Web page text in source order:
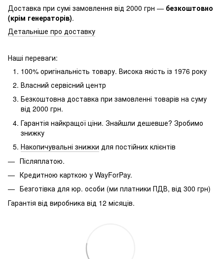
Доставка при сумі замовлення від 2000 грн — безкоштовно
(крім генераторів).
Детальніше про доставку
Наші переваги:
100% оригінальність товару. Висока якість із 1976 року
Власний сервісний центр
Безкоштовна доставка при замовленні товарів на суму
від 2000 грн.
Гарантія найкращої ціни. Знайшли дешевше? Зробимо
знижку
Накопичувальні знижки для постійних клієнтів
Післяплатою.
Кредитною карткою у WayForPay.
Безготівка для юр. особи (ми платники ПДВ, від 300 грн)
Гарантія від виробника від 12 місяців.